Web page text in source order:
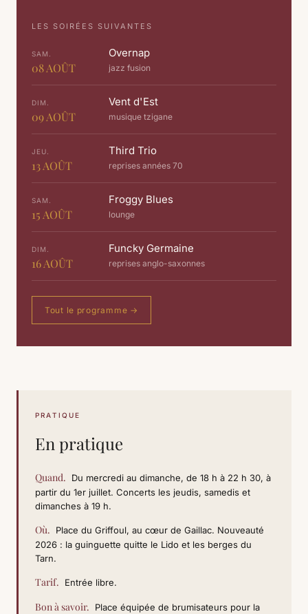
LES SOIRÉES SUIVANTES
SAM.
08AOÛT
Overnap
jazz fusion
DIM.
09AOÛT
Vent d'Est
musique tzigane
JEU.
13AOÛT
Third Trio
reprises années 70
SAM.
15 AOÛT
Froggy Blues
lounge
DIM.
16AOÛT
Funcky Germaine
reprises anglo-saxonnes
Tout le programme →
PRATIQUE
En pratique
Quand.
Du mercredi au dimanche, de 18 h à 22 h 30, à
partir du 1er juillet. Concerts les jeudis, samedis et
dimanches à 19 h.
Où.
Place du Griffoul, au cœur de Gaillac. Nouveauté
2026 : la guinguette quitte le Lido et les berges du
Tarn.
Tarif. Entrée libre.
Bon à savoir.
Place équipée de brumisateurs pour la